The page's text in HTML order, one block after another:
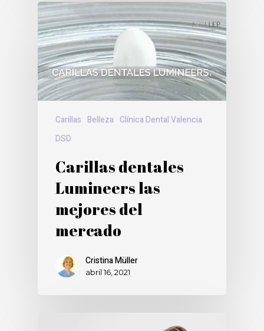
Carillas Belleza Clínica Dental Valencia
DSD
Carillas dentales
Lumineers las
mejores del
mercado
Cristina Müller
abril 16, 2021